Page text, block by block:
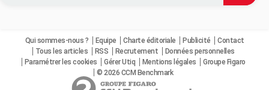
Qui sommes-nous ? Equipe Charte éditoriale Publicité
Contact
Tous les articles
RSS Recrutement
Données personnelles
Paramétrer les cookies
Gérer Utiq Mentions légales
Groupe Figaro
© 2026 CCM Benchmark